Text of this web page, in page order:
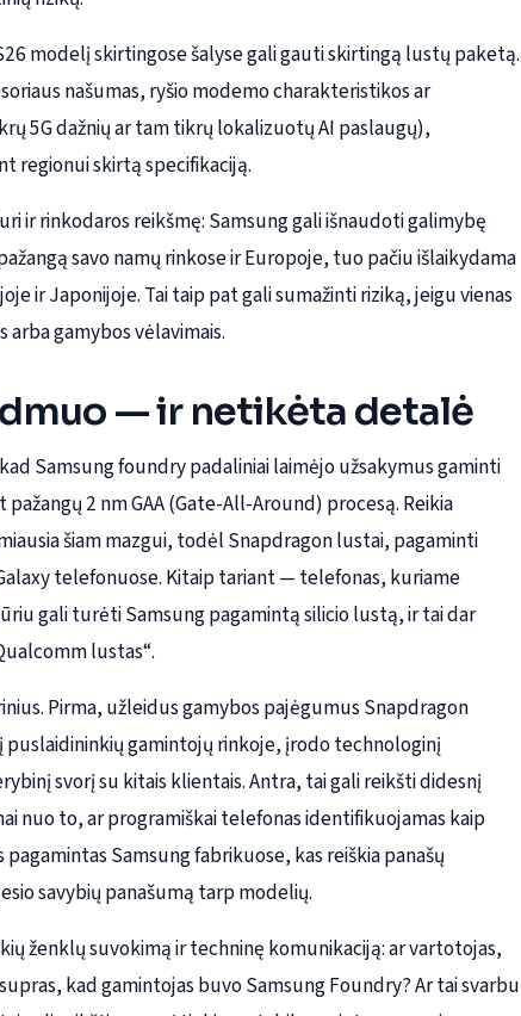
modelį skirtingose šalyse gali gauti skirtingą lustų paketą.
našumas, ryšio modemo charakteristikos ar
5G dažnių ar tam tikrų lokalizuotų AI paslaugų),
regionui skirtą specifikaciją.
ir rinkodaros reikšmę: Samsung gali išnaudoti galimybę
savo namų rinkose ir Europoje, tuo pačiu išlaikydama
ir Japonijoje. Tai taip pat gali sumažinti riziką, jeigu vienas
gamybos vėlavimais.
— ir netikėta detalė
Samsung foundry padaliniai laimėjo užsakymus gaminti
2 nm GAA (Gate-All-Around) procesą. Reikia
šiam mazgui, todėl Snapdragon lustai, pagaminti
telefonuose. Kitaip tariant — telefonas, kuriame
gali turėti Samsung pagamintą silicio lustą, ir tai dar
lustas“.
Pirma, užleidus gamybos pajėgumus Snapdragon
gamintojų rinkoje, įrodo technologinį
svorį su kitais klientais. Antra, tai gali reikšti didesnį
nuo to, ar programiškai telefonas identifikuojamas kaip
Samsung fabrikuose, kas reiškia panašų
savybių panašumą tarp modelių.
ženklų suvokimą ir techninę komunikaciją: ar vartotojas,
kad gamintojas buvo Samsung Foundry? Ar tai svarbu